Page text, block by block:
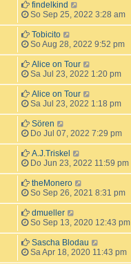
findelkind
So Sep 25, 2022 3:28 am
Tobicito
So Aug 28, 2022 9:52 pm
Alice on Tour
Sa Jul 23, 2022 1:20 pm
Alice on Tour
Sa Jul 23, 2022 1:18 pm
Sören
Do Jul 07, 2022 7:29 pm
A.J.Triskel
Do Jun 23, 2022 11:59 pm
theMonero
So Sep 26, 2021 8:31 pm
dmueller
So Sep 13, 2020 12:43 pm
Sascha Blodau
Sa Apr 18, 2020 11:43 pm